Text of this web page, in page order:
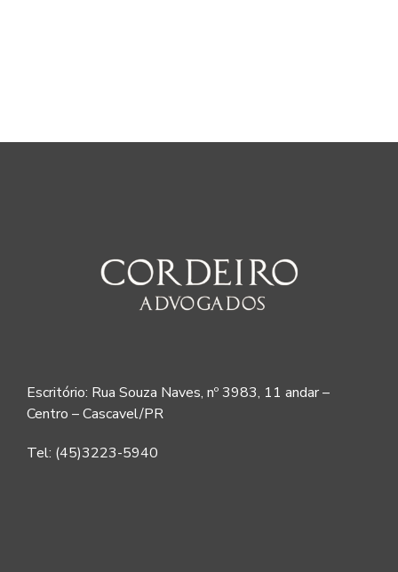
Escritório: Rua Souza Naves, nº 3983, 11 andar –
Centro – Cascavel/PR
Tel: (45)3223-5940